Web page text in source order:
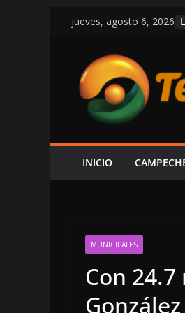
Saltar
contenido
jueves, agosto 6, 2026
INICIO
MUNICIPALES
Con